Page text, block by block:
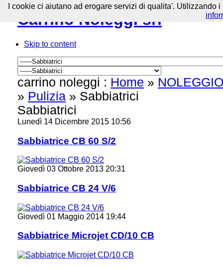
Carrino Noleggi srl
Skip to content
carrino noleggi : Home »
» Pulizia » Sabbiatrici
Sabbiatrici
Lunedì 14 Dicembre 2015 10:56
Sabbiatrice CB 60 S/2
Giovedì 03 Ottobre 2013 20:31
Sabbiatrice CB 24 V/6
Giovedì 01 Maggio 2014 19:44
Sabbiatrice Microjet CD/10 CB
I cookie ci aiutano ad erogare servizi di qualita'.